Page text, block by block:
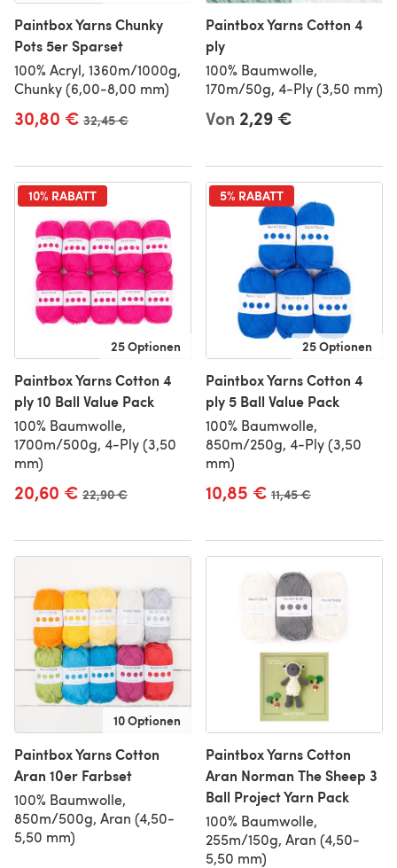
Paintbox Yarns Chunky
Pots 5er Sparset
100% Acryl, 1360m/1000g,
Chunky (6,00-8,00 mm)
30,80 € Alter Preis
32,45 €
Paintbox Yarns Cotton 4
ply
100% Baumwolle,
170m/50g, 4-Ply (3,50 mm)
Von 2,29 €
10% RABATT
25 Optionen
Paintbox Yarns Cotton 4
ply 10 Ball Value Pack
100% Baumwolle,
1700m/500g, 4-Ply (3,50
mm)
20,60 € Alter Preis
22,90 €
5% RABATT
25 Optionen
Paintbox Yarns Cotton 4
ply 5 Ball Value Pack
100% Baumwolle,
850m/250g, 4-Ply (3,50
mm)
10,85 € Alter Preis
11,45 €
10 Optionen
Paintbox Yarns Cotton
Aran 10er Farbset
100% Baumwolle,
850m/500g, Aran (4,50-
5,50 mm)
Paintbox Yarns Cotton
Aran Norman The Sheep 3
Ball Project Yarn Pack
100% Baumwolle,
255m/150g, Aran (4,50-
5,50 mm)